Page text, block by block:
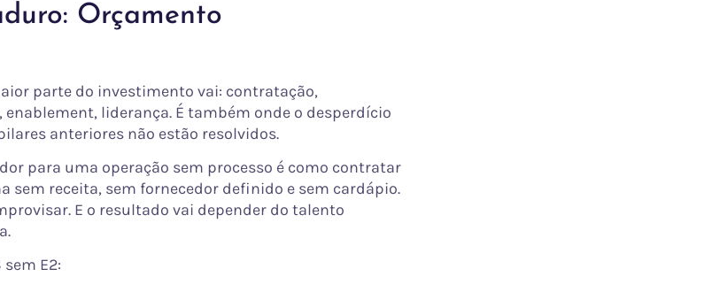
Orçamento
parte do investimento vai: contratação,
liderança. É também onde o desperdício
anteriores não estão resolvidos.
para uma operação sem processo é como contratar
sem receita, sem fornecedor definido e sem cardápio.
E o resultado vai depender do talento
E2: